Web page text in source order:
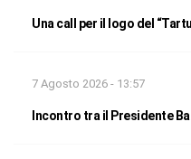
Una call per il logo del
7 Agosto 2026 - 13:57
Incontro tra il Presidente